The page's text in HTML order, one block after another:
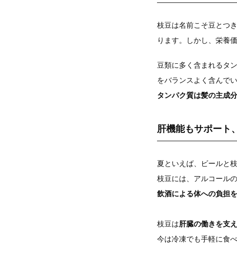
枝豆は名前こそ豆とつ
ります。しかし、栄養
豆類に多く含まれるタ
をバランスよく含んで
タンパク質は髪の主成
肝機能もサポート
夏といえば、ビールと
枝豆には、アルコール
飲酒による体への負担
枝豆は肝臓の働きを支
今は冷凍でも手軽に食